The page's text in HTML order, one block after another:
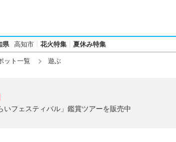
県 高知市 花火特集 夏休み特集
ット一覧 遊ぶ
フェスティバル」鑑賞ツアーを販売中